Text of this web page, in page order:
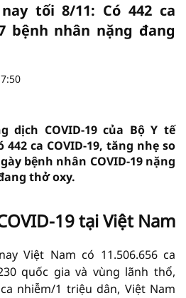
tối 8/11: Có 442 ca
bệnh nhân nặng đang
dịch COVID-19 của Bộ Y tế
ca COVID-19, tăng nhẹ so
bệnh nhân COVID-19 nặng
thở oxy.
19 tại Việt Nam
Việt Nam có 11.506.656 ca
quốc gia và vùng lãnh thổ,
nhiễm/1 triệu dân, Việt Nam